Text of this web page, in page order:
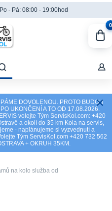
DOVOLENOU. PROTO BUDOU
UKONČENÍ A TO OD 17.08.2026.
volejte Tým ServisKol.com: +420
a okolí do 35 km Kola na servis,
- naplánujeme si vyzvednutí a
Tým ServisKol.com +420 732 562
+ OKRUH 35KM.
Po - Pá: 08:00 - 19:00hod
0
na kolo služba od